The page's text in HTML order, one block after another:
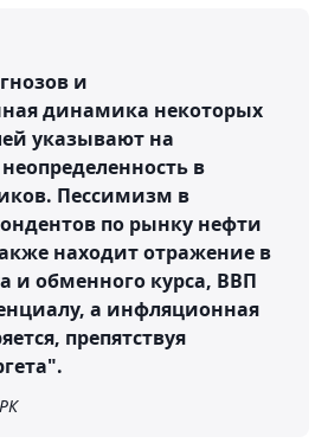
и
динамика некоторых
указывают на
в
Пессимизм в
по рынку нефти
находит отражение в
и обменного курса, ВВП
а инфляционная
препятствуя